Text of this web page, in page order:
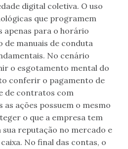
digital coletiva. O uso
que programem
apenas para o horário
de manuais de conduta
No cenário
o esgotamento mental do
conferir o pagamento de
de contratos com
ações possuem o mesmo
o que a empresa tem
sua reputação no mercado e
No final das contas, o